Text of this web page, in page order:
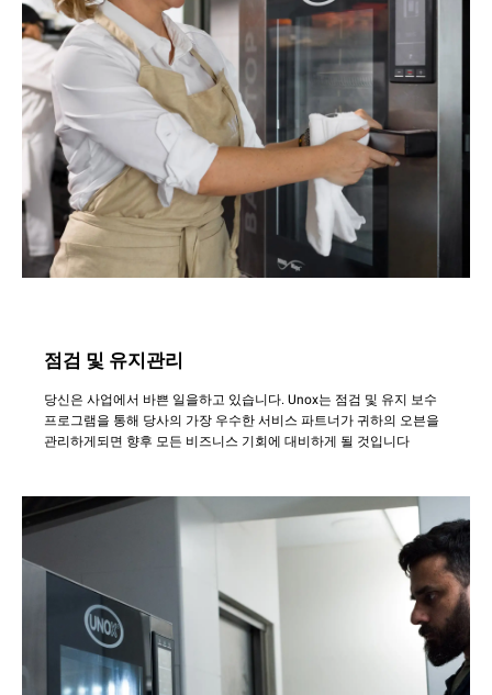
점검 및 유지관리
당신은 사업에서 바쁜 일을하고 있습니다. Unox는 점검 및 유지 보수
프로그램을 통해 당사의 가장 우수한 서비스 파트너가 귀하의 오븐을
관리하게되면 향후 모든 비즈니스 기회에 대비하게 될 것입니다